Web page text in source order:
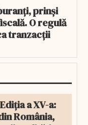
prinși
O regulă
tranzacții
a XV-a:
România,